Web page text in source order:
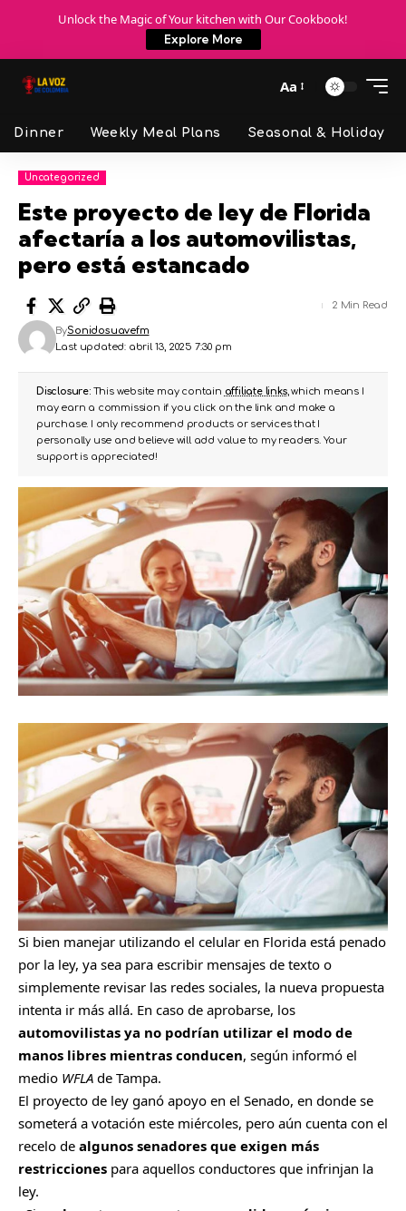
Unlock the Magic of Your kitchen with Our Cookbook!
Explore More
Aa
Dinner Weekly Meal Plans Seasonal & Holiday
Uncategorized
Este proyecto de ley de Florida
afectaría a los automovilistas,
pero está estancado
Last updated: abril 13, 2025 7:30 pm
BySonidosuavefm
2 Min Read
Disclosure:This website may contain affiliate links, which means I
may earn a commission if you click on the link and make a
purchase. I only recommend products or services that I
personally use and believe will add value to my readers. Your
support is appreciated!
Si bien manejar utilizando el celular en Florida está penado
por la ley, ya sea para escribir mensajes de texto o
simplemente revisar las redes sociales, la nueva propuesta
intenta ir más allá. En caso de aprobarse, los
automovilistas ya no podrían utilizar el modo de
manos libres mientras conducen, según informó el
medio WFLA de Tampa.
El proyecto de ley ganó apoyo en el Senado, en donde se
someterá a votación este miércoles, pero aún cuenta con el
recelo de algunos senadores que exigen más
restricciones para aquellos conductores que infrinjan la
ley.